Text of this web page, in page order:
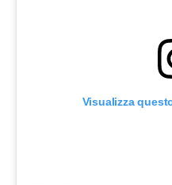
Visualizza